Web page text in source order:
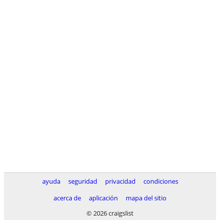
ayuda seguridad privacidad
condiciones
acerca de
aplicación
mapa del sitio
© 2026 craigslist